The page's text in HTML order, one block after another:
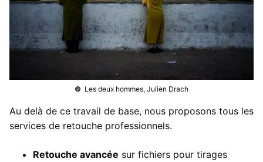
© Les deux hommes, Julien Drach
Au delà de ce travail de base, nous proposons tous les
services de retouche professionnels.
Retouche avancée sur fichiers pour tirages